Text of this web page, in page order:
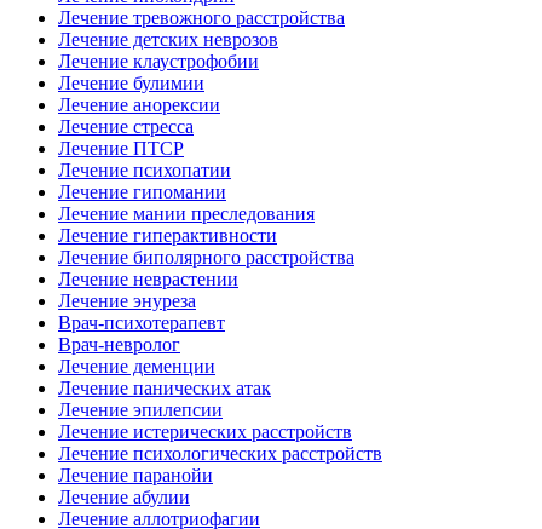
Лечение тревожного расстройства
Лечение детских неврозов
Лечение клаустрофобии
Лечение булимии
Лечение анорексии
Лечение стресса
Лечение ПТСР
Лечение психопатии
Лечение гипомании
Лечение мании преследования
Лечение гиперактивности
Лечение биполярного расстройства
Лечение неврастении
Лечение энуреза
Врач-психотерапевт
Врач-невролог
Лечение деменции
Лечение панических атак
Лечение эпилепсии
Лечение истерических расстройств
Лечение психологических расстройств
Лечение паранойи
Лечение абулии
Лечение аллотриофагии